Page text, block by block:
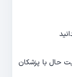
حال با پزشکان